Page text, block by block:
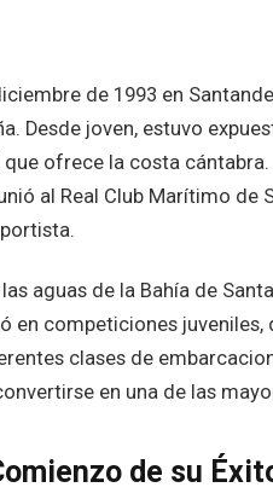
de 1993 en
Desde joven, estuvo
ofrece la costa
al Real Club Marítimo de
aguas de la Bahía de
en competiciones
clases de
en una de las
de su